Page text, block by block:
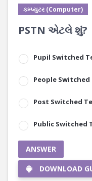
કમ્પ્યુટર (Computer)
PSTN એટલે શું?
Pupil Switched
People
Post Switched
Public Switched
ANSWER
DOWNLOAD